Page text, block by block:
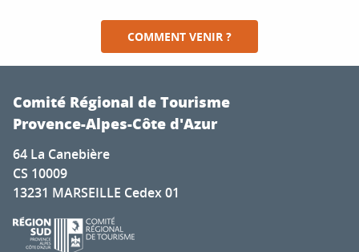
COMMENT VENIR ?
Comité Régional de Tourisme
Provence-Alpes-Côte d'Azur
64 La Canebière
CS 10009
13231 MARSEILLE Cedex 01